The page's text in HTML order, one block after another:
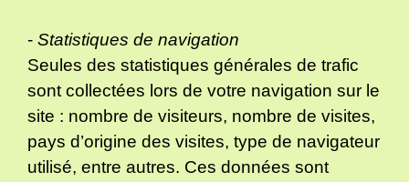
- Statistiques de navigation
Seules des statistiques générales de trafic
sont collectées lors de votre navigation sur le
site : nombre de visiteurs, nombre de visites,
pays d’origine des visites, type de navigateur
utilisé, entre autres. Ces données sont